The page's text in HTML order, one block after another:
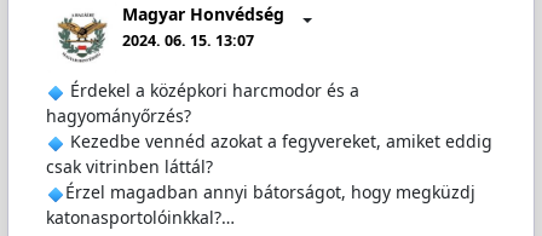
Magyar Honvédség
2024. 06. 15. 13:07
Érdekel a középkori harcmodor és a
hagyományőrzés?
Kezedbe vennéd azokat a fegyvereket, amiket eddig
csak vitrinben láttál?
Érzel magadban annyi bátorságot, hogy megküzdj
katonasportolóinkkal?…